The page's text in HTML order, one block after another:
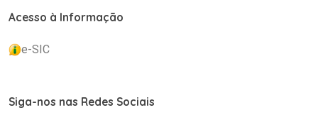
Acesso à Informação
e-SIC
Siga-nos nas Redes Sociais